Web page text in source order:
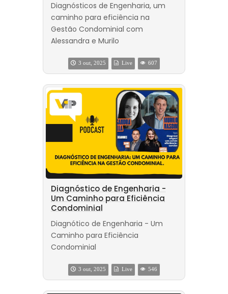
Diagnósticos de Engenharia, um
caminho para eficiência na
Gestão Condominial com
Alessandra e Murilo
3 out, 2025 Live 607
Diagnóstico de Engenharia -
Um Caminho para Eficiência
Condominial
Diagnótico de Engenharia - Um
Caminho para Eficiência
Condominial
3 out, 2025 Live 546